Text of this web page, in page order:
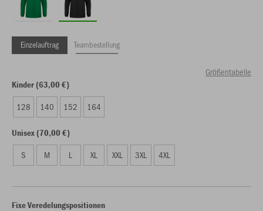
Einzelauftrag Teambestellung
Größentabelle
Kinder (63,00 €)
128 140 152 164
Unisex (70,00 €)
S M L XL XXL 3XL 4XL
Fixe Veredelungspositionen